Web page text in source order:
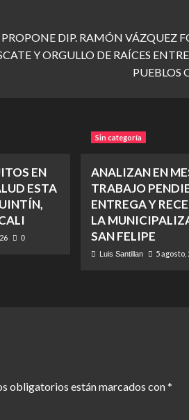
PROPONE DIP. RAMÓN VÁZQUEZ
Y ORGULLO DE RAÍCES
PUEBLOS
EN
ESTA
0
Sin categoría
ANALIZAN EN
TRABAJO
ENTREGA Y
LA
SAN FELIPE
Luis Santillan 5 agosto,
obligatorios están marcados con*